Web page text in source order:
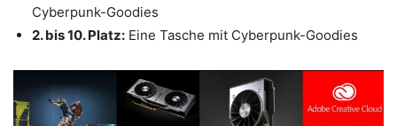
Cyberpunk-Goodies
2. bis 10. Platz: Eine Tasche mit Cyberpunk-Goodies